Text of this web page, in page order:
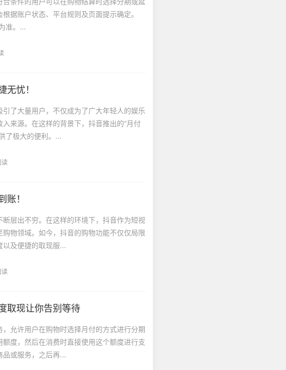
据账户状态、平台规则及页面提示确定。
准。...
无忧！
了大量用户，不仅成为了广大年轻人的娱乐
来源。在这样的背景下，抖音推出的“月付
了极大的便利。...
读
账！
层出不穷。在这样的环境下，抖音作为短视
物领域。如今，抖音的购物功能不仅仅局限
以及便捷的取现服...
读
取现让你告别等待
允许用户在购物时选择月付的方式进行分期
度，然后在消费时直接使用这个额度进行支
品或服务，之后再...